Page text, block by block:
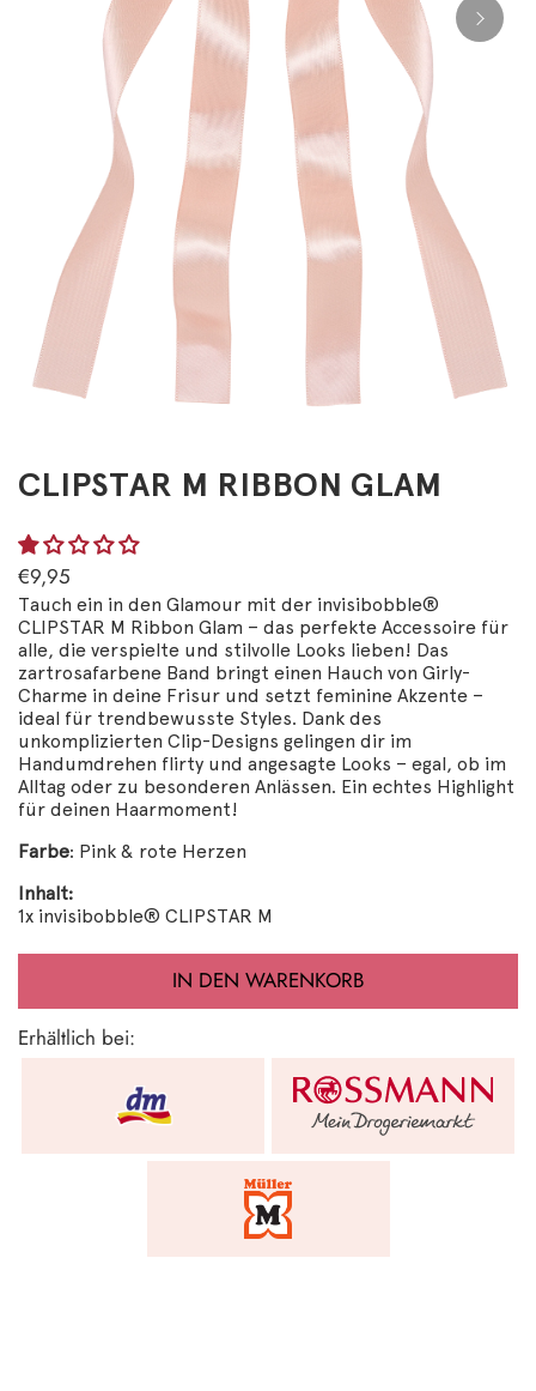
CLIPSTAR M RIBBON GLAM
€9,95
Tauch ein in den Glamour mit der invisibobble®
CLIPSTAR M Ribbon Glam – das perfekte Accessoire für
alle, die verspielte und stilvolle Looks lieben! Das
zartrosafarbene Band bringt einen Hauch von Girly-
Charme in deine Frisur und setzt feminine Akzente –
ideal für trendbewusste Styles. Dank des
unkomplizierten Clip-Designs gelingen dir im
Handumdrehen flirty und angesagte Looks – egal, ob im
Alltag oder zu besonderen Anlässen. Ein echtes Highlight
für deinen Haarmoment!
Farbe: Pink & rote Herzen
Inhalt:
1x invisibobble® CLIPSTAR M
IN DEN WARENKORB
Erhältlich bei: